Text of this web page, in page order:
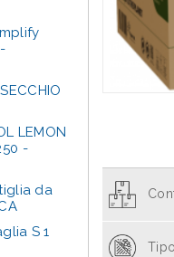
LEMON
-
da
S 1